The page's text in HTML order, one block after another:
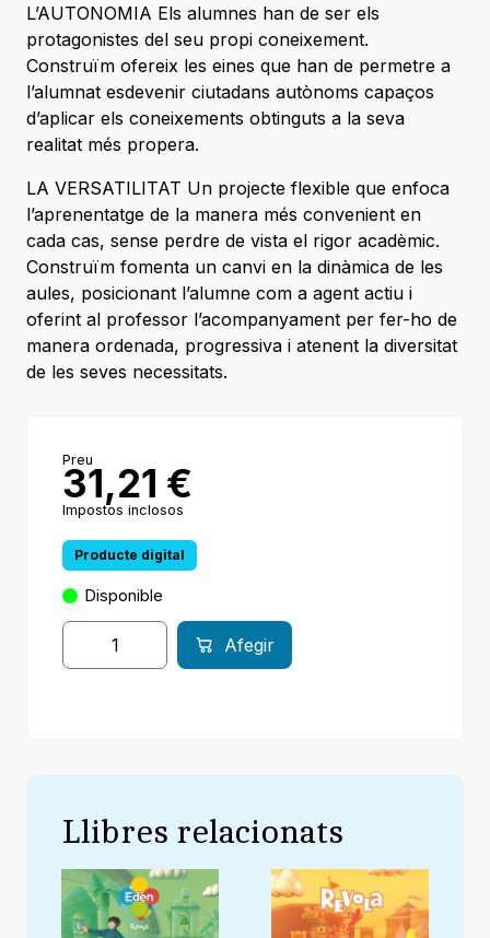
L’AUTONOMIA Els alumnes han de ser els
protagonistes del seu propi coneixement.
Construïm ofereix les eines que han de permetre a
l’alumnat esdevenir ciutadans autònoms capaços
d’aplicar els coneixements obtinguts a la seva
realitat més propera.
LA VERSATILITAT Un projecte flexible que enfoca
l’aprenentatge de la manera més convenient en
cada cas, sense perdre de vista el rigor acadèmic.
Construïm fomenta un canvi en la dinàmica de les
aules, posicionant l’alumne com a agent actiu i
oferint al professor l’acompanyament per fer-ho de
manera ordenada, progressiva i atenent la diversitat
de les seves necessitats.
Preu
31,21 €
Impostos inclosos
Producte digital
Disponible
Afegir
Llibres relacionats